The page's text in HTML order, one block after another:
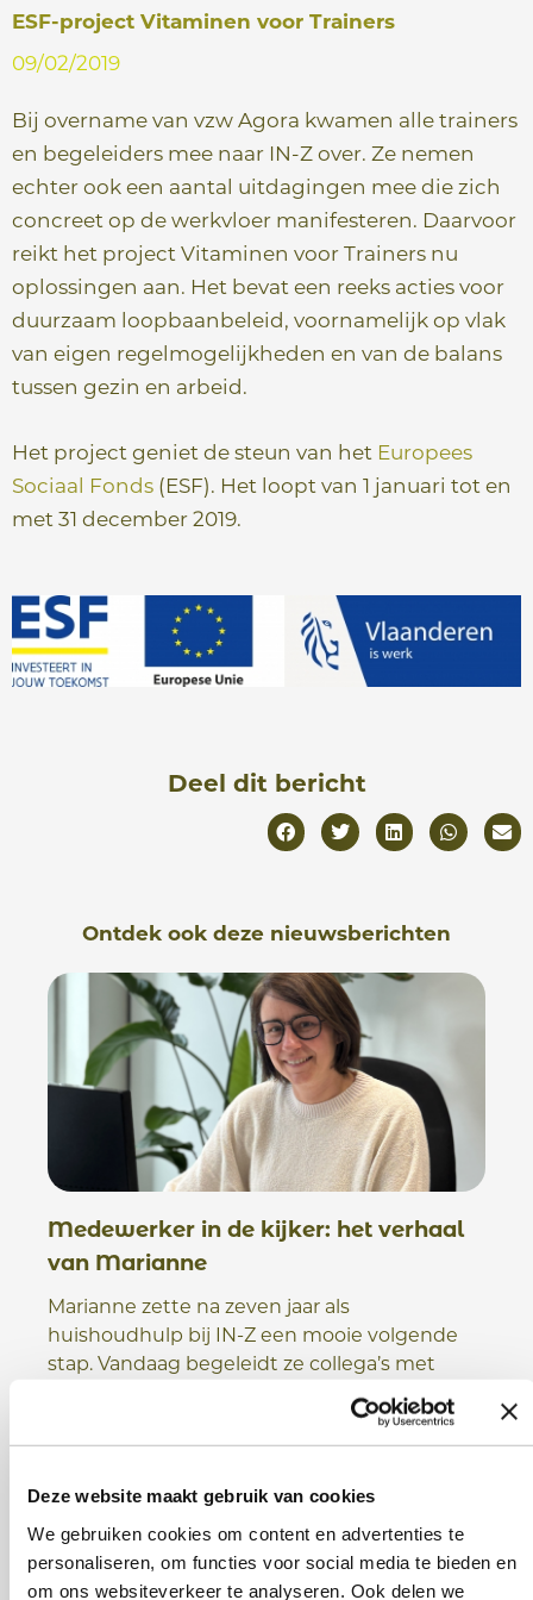
Deze website maakt gebruik van cookies
We gebruiken cookies om content en advertenties te
personaliseren, om functies voor social media te bieden en
om ons websiteverkeer te analyseren. Ook delen we
e
ESF-project Vitaminen voor Trainers
09/02/2019
Bij overname van vzw Agora kwamen alle trainers
en begeleiders mee naar IN-Z over. Ze nemen
echter ook een aantal uitdagingen mee die zich
concreet op de werkvloer manifesteren. Daarvoor
reikt het project Vitaminen voor Trainers nu
oplossingen aan. Het bevat een reeks acties voor
duurzaam loopbaanbeleid, voornamelijk op vlak
van eigen regelmogelijkheden en van de balans
tussen gezin en arbeid.
Het project geniet de steun van het Europees
Sociaal Fonds (ESF). Het loopt van 1 januari tot en
met 31 december 2019.
Deel dit bericht
Ontdek ook deze nieuwsberichten
Medewerker in de kijker: het verhaal
van Marianne
Marianne zette na zeven jaar als
huishoudhulp bij IN-Z een mooie volgende
stap. Vandaag begeleidt ze collega’s met
dezelfde betrokkenheid en passie die haar